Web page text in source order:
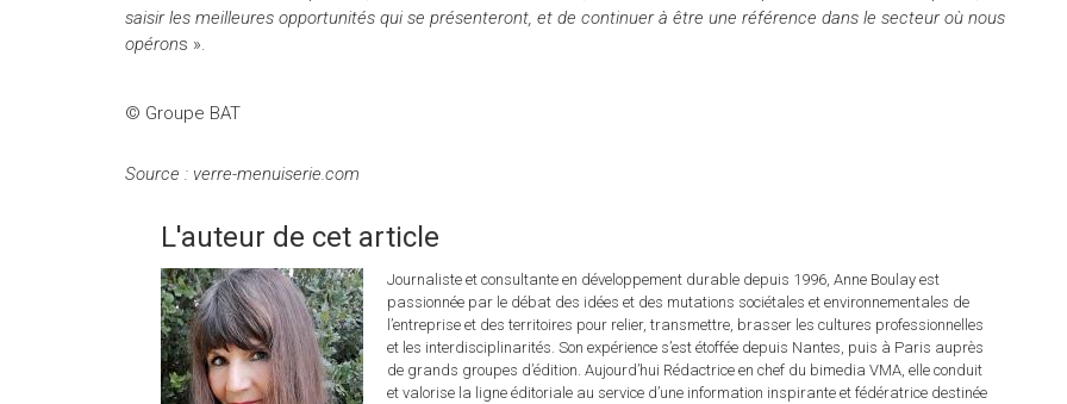
saisir les meilleures opportunités qui se présenteront, et de continuer à être une référence dans le secteur où nous
opérons ».
© Groupe BAT
Source : verre-menuiserie.com
L'auteur de cet article
Journaliste et consultante en développement durable depuis 1996, Anne Boulay est
passionnée par le débat des idées et des mutations sociétales et environnementales de
l’entreprise et des territoires pour relier, transmettre, brasser les cultures professionnelles
et les interdisciplinarités. Son expérience s’est étoffée depuis Nantes, puis à Paris auprès
de grands groupes d’édition. Aujourd’hui Rédactrice en chef du bimedia VMA, elle conduit
et valorise la ligne éditoriale au service d’une information inspirante et fédératrice destinée